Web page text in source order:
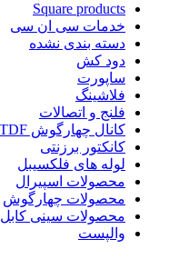
Square products
خدمات سی ان سی
دسته بندی نشده
دود کش
ساپورت
فلاشینگ
فلنج و اتصالات
کانال چهارگوش TDC , TDF
کانکتور برزنتی
لوله های فلکسیبل
محصولات اسپیرال
محصولات چهارگوش
محصولات سینی کابل
والپست